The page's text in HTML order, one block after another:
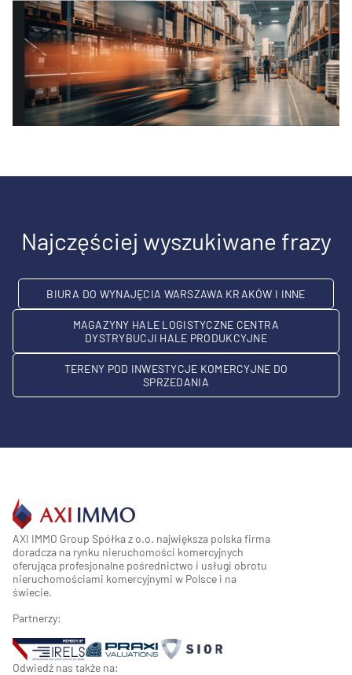
Najczęściej wyszukiwane frazy
BIURA DO WYNAJĘCIA WARSZAWA KRAKÓW I INNE
MAGAZYNY HALE LOGISTYCZNE CENTRA
DYSTRYBUCJI HALE PRODUKCYJNE
TERENY POD INWESTYCJE KOMERCYJNE DO
SPRZEDANIA
AXI IMMO Group Spółka z o.o. największa polska firma
doradcza na rynku nieruchomości komercyjnych
oferująca profesjonalne pośrednictwo i usługi obrotu
nieruchomościami komercyjnymi w Polsce i na
świecie.
Partnerzy:
Odwiedź nas także na: